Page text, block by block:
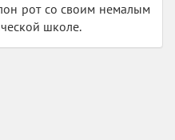
рот со своим немалым
школе.